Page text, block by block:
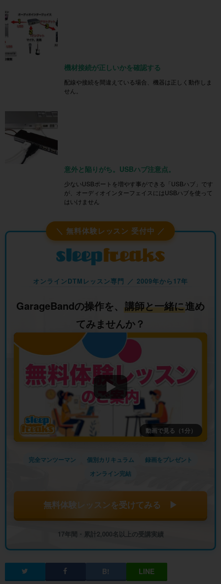
機材接続が正しいかを確認する
配線や接続を間違えている場合、機器は正しく動作しま
せん。
意外と陥りがち。USBハブ注意点。
少ないUSBポートを増やす事ができる「USBハブ」です
が、オーディオインターフェイスにはUSBハブを使って
はいけません
＼ 無料体験レッスン 受付中 ／
オンラインDTMレッスン専門 ／ 2009年から17年
GarageBandの操作を、 講師と一緒に進め
てみませんか？
動画で見る（1分）
完全マンツーマン 個別カリキュラム
録画をプレゼント
オンライン完結
無料体験レッスンを受けてみる ▶
17年間・累計2,000名以上の受講実績